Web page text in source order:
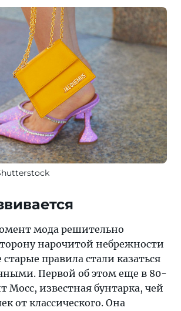
мода решительно
нарочитой небрежности
старые правила стали казаться
Первой об этом еще в 80-
Мосс, известная бунтарка, чей
от классического. Она